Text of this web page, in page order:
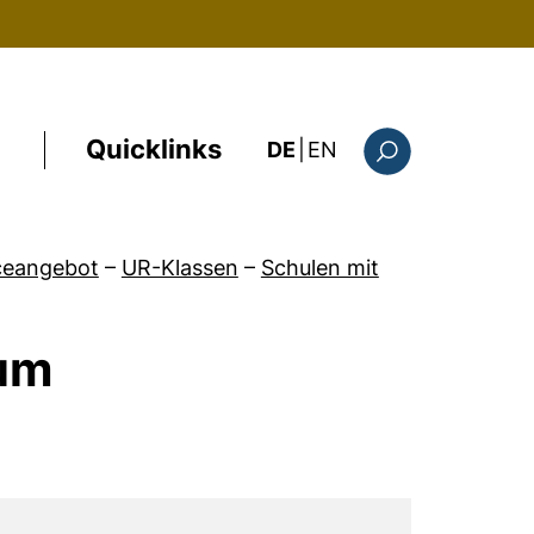
Quicklinks DE EN : the current page
– UR-Klassen – Schulen mit